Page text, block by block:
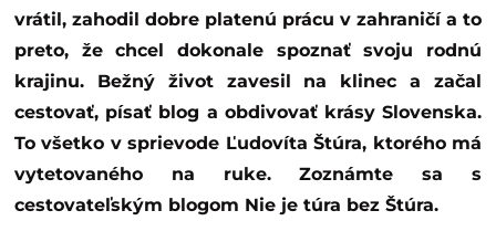
vrátil, zahodil dobre platenú prácu v zahraničí a to
preto, že chcel dokonale spoznať svoju rodnú
krajinu. Bežný život zavesil na klinec a začal
cestovať, písať blog a obdivovať krásy Slovenska.
To všetko v sprievode Ľudovíta Štúra, ktorého má
vytetovaného na ruke. Zoznámte sa s
cestovateľským blogom Nie je túra bez Štúra.